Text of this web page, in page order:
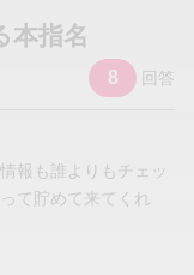
本指名
8 回答
報も誰よりもチェッ
て貯めて来てくれ